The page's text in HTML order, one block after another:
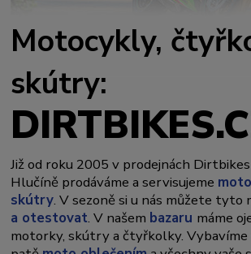
Motocykly,
skútry:
Již od roku 2005 v prodejnách
Hlučíně prodáváme a servisujeme
skútry. V sezoně si u nás můžete tyto
a otestovat. V našem bazaru máme
motorky, skútry a čtyřkolky. Vybavíme